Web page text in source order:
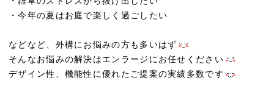
・今年の夏はお庭で楽しく過ごしたい
などなど、外構にお悩みの方も多いはず
そんなお悩みの解決はエンラージにお任せください
デザイン性、機能性に優れたご提案の実績多数です